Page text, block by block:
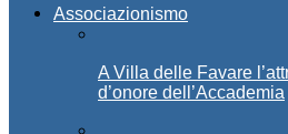
Associazionismo
A Villa delle Favare
d’onore dell’Accademia